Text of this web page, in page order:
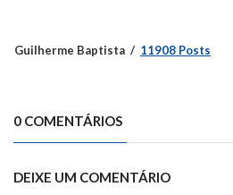
Guilherme Baptista 11908 Posts
0 COMENTÁRIOS
DEIXE UM COMENTÁRIO